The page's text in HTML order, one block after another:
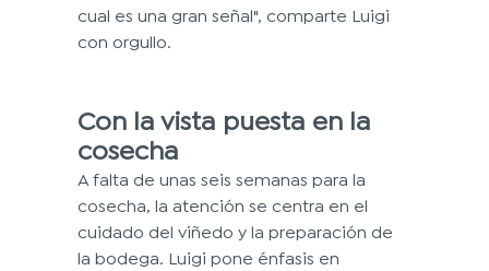
cual es una gran señal", comparte Luigi
con orgullo.
Con la vista puesta en la
cosecha
A falta de unas seis semanas para la
cosecha, la atención se centra en el
cuidado del viñedo y la preparación de
la bodega. Luigi pone énfasis en